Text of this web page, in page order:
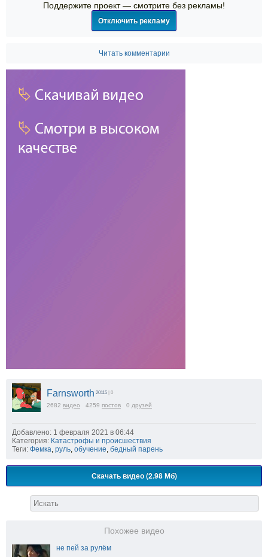
Поддержите проект — смотрите без рекламы!
Отключить рекламу
Читать комментарии
Farnsworth 20115 | 0
2682 видео 4259 постов 0 друзей
Добавлено: 1 февраля 2021 в 06:44
Категория: Катастрофы и происшествия
Теги: Фемка, руль, обучение, бедный парень
Скачать видео (2.98 Мб)
Похожее видео
не пей за рулём